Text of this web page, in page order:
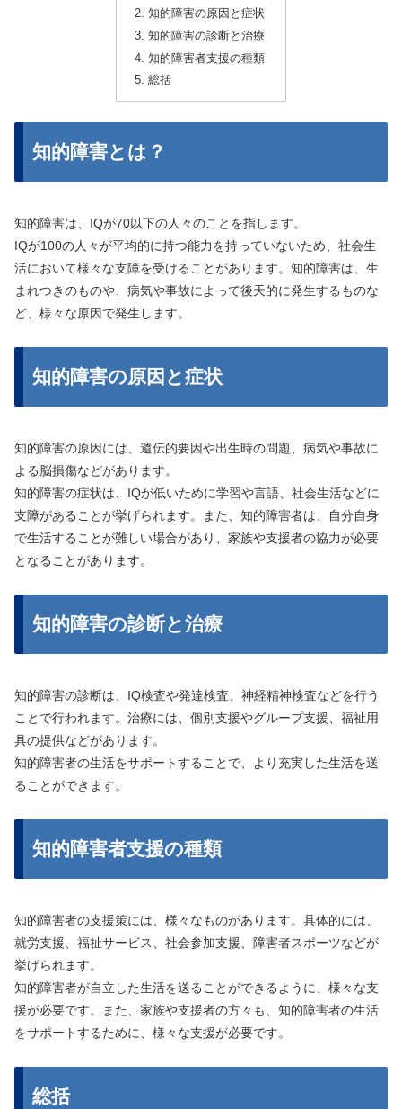
知的障害の原因と症状
知的障害の診断と治療
知的障害者支援の種類
総括
知的障害とは？
知的障害は、IQが70以下の人々のことを指します。
IQが100の人々が平均的に持つ能力を持っていないため、社会生
活において様々な支障を受けることがあります。知的障害は、生
まれつきのものや、病気や事故によって後天的に発生するものな
ど、様々な原因で発生します。
知的障害の原因と症状
知的障害の原因には、遺伝的要因や出生時の問題、病気や事故に
よる脳損傷などがあります。
知的障害の症状は、IQが低いために学習や言語、社会生活などに
支障があることが挙げられます。また、知的障害者は、自分自身
で生活することが難しい場合があり、家族や支援者の協力が必要
となることがあります。
知的障害の診断と治療
知的障害の診断は、IQ検査や発達検査、神経精神検査などを行う
ことで行われます。治療には、個別支援やグループ支援、福祉用
具の提供などがあります。
知的障害者の生活をサポートすることで、より充実した生活を送
ることができます。
知的障害者支援の種類
知的障害者の支援策には、様々なものがあります。具体的には、
就労支援、福祉サービス、社会参加支援、障害者スポーツなどが
挙げられます。
知的障害者が自立した生活を送ることができるように、様々な支
援が必要です。また、家族や支援者の方々も、知的障害者の生活
をサポートするために、様々な支援が必要です。
総括